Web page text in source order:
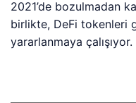
2021’de bozulmadan
birlikte, DeFi tokenleri
yararlanmaya çalışıyor.